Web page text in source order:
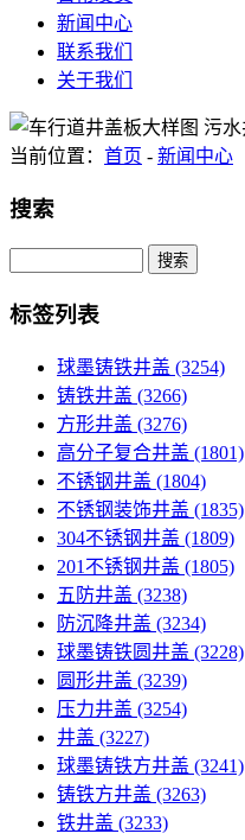
新闻中心
联系我们
关于我们
当前位置： 首页 - 新闻中心
搜索
Search
标签列表
球墨铸铁井盖 (3254)
铸铁井盖 (3266)
方形井盖 (3276)
高分子复合井盖 (1801)
不锈钢井盖 (1804)
不锈钢装饰井盖 (1835)
304不锈钢井盖 (1809)
201不锈钢井盖 (1805)
五防井盖 (3238)
防沉降井盖 (3234)
球墨铸铁圆井盖 (3228)
圆形井盖 (3239)
压力井盖 (3254)
井盖 (3227)
球墨铸铁方井盖 (3241)
铸铁方井盖 (3263)
铁井盖 (3233)